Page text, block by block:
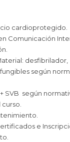
cardioprotegido.
Comunicación
desfibrilador,
según
SVB según
e